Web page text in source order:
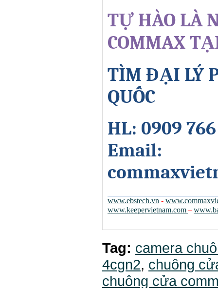
TỰ HÀO LÀ
COMMAX
TÌM ĐẠI LÝ
QUỐC
HL: 0909
Email:
www.ebstech.vn -
www.keepervietnam.com–
Tag: camera
4cgn2, chuông
chuông cửa